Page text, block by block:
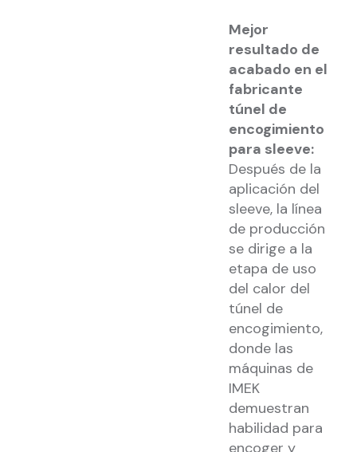
Mejor
resultado de
acabado en el
fabricante
túnel de
encogimiento
para sleeve:
Después de la
aplicación del
sleeve, la línea
de producción
se dirige a la
etapa de uso
del calor del
túnel de
encogimiento,
donde las
máquinas de
IMEK
demuestran
habilidad para
encoger y